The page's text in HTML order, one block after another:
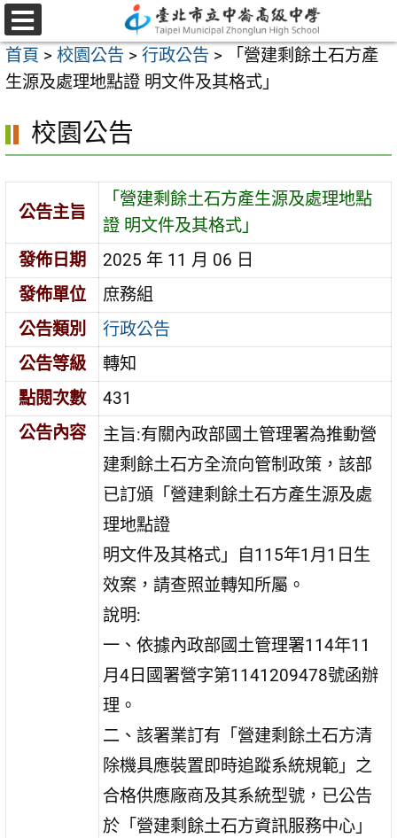
跳
至
主
要
容
選
單
首頁 > 校園公告 > 行政公告 >
「營建剩餘土石方產
生源及處理地點證 明文件及其格式」
校園公告
公告主旨
「營建剩餘土石方產生源及處理地點
證 明文件及其格式」
發佈日期
2025 年 11 月 06 日
發佈單位
庶務組
公告類別
行政公告
公告等級
轉知
點閱次數
431
公告內容
主旨:有關內政部國土管理署為推動營
建剩餘土石方全流向管制政策，該部
已訂頒「營建剩餘土石方產生源及處
理地點證
明文件及其格式」自115年1月1日生
效案，請查照並轉知所屬。
說明:
一、依據內政部國土管理署114年11
月4日國署營字第1141209478號函辦
理。
二、該署業訂有「營建剩餘土石方清
除機具應裝置即時追蹤系統規範」之
合格供應廠商及其系統型號，已公告
於「營建剩餘土石方資訊服務中心」